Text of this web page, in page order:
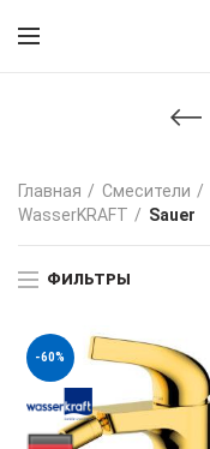
Главная Смесители
WasserKRAFT
Sauer
ФИЛЬТРЫ
-60%